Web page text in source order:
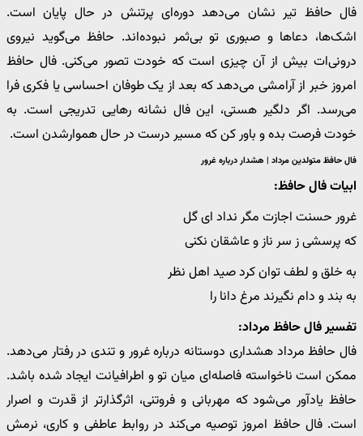
فال حافظ تیر نشان می‌دهد دوره‌ای پرتنش در حال پایان است.
اشک‌ها، دعاها و صبوری تو بی‌ثمر نبوده‌اند. حافظ می‌گوید نیروی
درونی‌ات بیش از آن چیزی است که خودت تصور می‌کنی. فال حافظ
امروز خبر از آرامشی می‌دهد که بعد از یک طوفان احساسی یا فکری فرا
می‌رسد. اگر دلگیر هستی، این فال نشانه رهایی تدریجی است. به
خودت فرصت بده و باور کن که مسیر درست در حال هموارشدن است.
فال حافظ متولدین مرداد | هشدار درباره غرور
ابیات فال حافظ:
غرور حسنت اجازت مگر نداد ای گل
که پرسشی ز سر ناز و عاشقان نکنی
به خلق و لطف توان کرد صید اهل نظر
به بند و دام نگیرند مرغ دانا را
تفسیر فال حافظ مرداد:
فال حافظ مرداد هشداری دوستانه درباره غرور و تندی در رفتار می‌دهد.
ممکن است ناخواسته فاصله‌ای میان تو و اطرافیانت ایجاد شده باشد.
حافظ یادآور می‌شود که مهربانی و فروتنی، اثرگذارتر از قدرت و اصرار
است. فال حافظ امروز توصیه می‌کند در روابط عاطفی و کاری، نرمش